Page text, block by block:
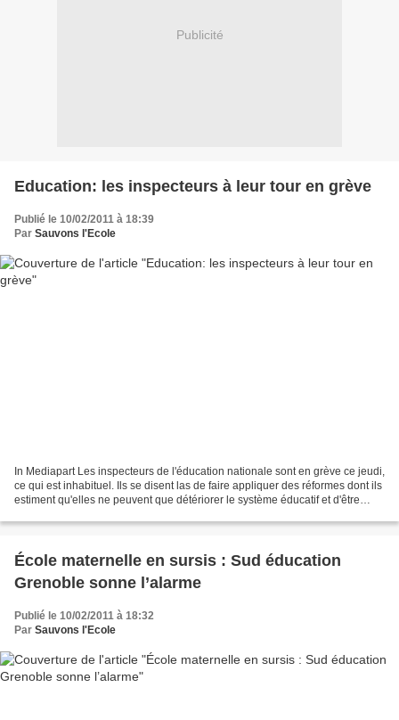
Publicité
Education: les inspecteurs à leur tour en grève
Publié le 10/02/2011 à 18:39
Par Sauvons l'Ecole
In Mediapart Les inspecteurs de l'éducation nationale sont en grève ce jeudi,
ce qui est inhabituel. Ils se disent las de faire appliquer des réformes dont ils
estiment qu'elles ne peuvent que détériorer le système éducatif et d'être
École maternelle en sursis : Sud éducation
Grenoble sonne l’alarme
Publié le 10/02/2011 à 18:32
Par Sauvons l'Ecole